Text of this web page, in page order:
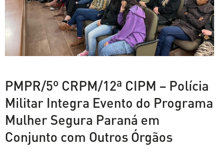
PMPR/5º CRPM/12ª CIPM – Polícia
Militar Integra Evento do Programa
Mulher Segura Paraná em
Conjunto com Outros Órgãos